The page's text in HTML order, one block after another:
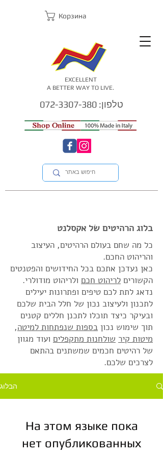
טלפון: 072-3307-380
Корзина
EXCELLENT
A BETTER WAY TO LIVE.
בלוג הרהיטים של אקסלנט
כל מה שחם בעולם הרהיטים, העיצוב
והריהוט החכם.
כאן נעדכן אתכם בכל החידושים והפטנטים
הקשורים לריהוט חכם ולריהוט מודולרי.
נדאג לתת לכם טיפים ופתרונות יעילים
לתכנון ולעיצוב נכון של חלל הבית שלכם
ובעיקר כיצד תוכלו לתכנן חללים קטנים
תוך שימוש נכון בספות שנפתחות למיטה,
מיטות קיר שולחנות מתקפלים ועוד מגוון
של רהיטים חכמים שמשתנים בהתאם
לצרכים שלכם.
הבלוג
На этом языке пока
нет опубликованных